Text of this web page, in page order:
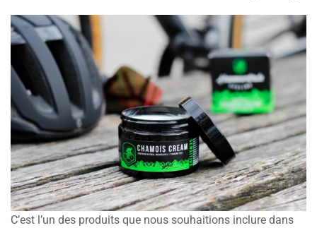
C’est l’un des produits que nous souhaitions inclure dans